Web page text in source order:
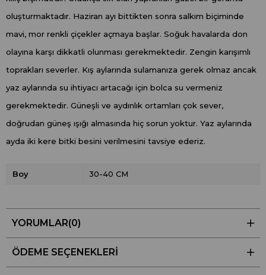
oluşturmaktadır. Haziran ayı bittikten sonra salkım biçiminde
mavi, mor renkli çiçekler açmaya başlar. Soğuk havalarda don
olayına karşı dikkatli olunması gerekmektedir. Zengin karışımlı
toprakları severler. Kış aylarında sulamanıza gerek olmaz ancak
yaz aylarında su ihtiyacı artacağı için bolca su vermeniz
gerekmektedir. Güneşli ve aydınlık ortamları çok sever,
doğrudan güneş ışığı almasında hiç sorun yoktur. Yaz aylarında
ayda iki kere bitki besini verilmesini tavsiye ederiz.
Boy 30-40 CM
YORUMLAR(0)
ÖDEME SEÇENEKLERI